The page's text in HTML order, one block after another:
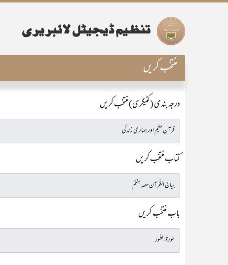
منتخب کریں
درجہ بندی (کٹیگری) منتخب کریں
کتاب منتخب کریں
باب منتخب کریں